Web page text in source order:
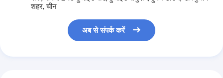
शहर, चीन
अब से संपर्क करें